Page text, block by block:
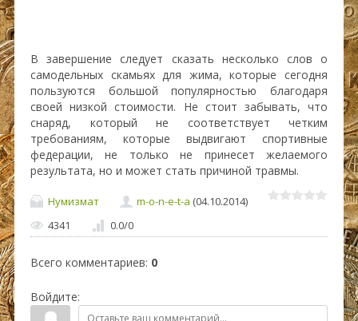
В завершение следует сказать несколько слов о
самодельных скамьях для жима, которые сегодня
пользуются большой популярностью благодаря
своей низкой стоимости. Не стоит забывать, что
снаряд, который не соответствует четким
требованиям, которые выдвигают спортивные
федерации, не только не принесет желаемого
результата, но и может стать причиной травмы.
Нумизмат m-o-n-e-t-a (04.10.2014)
4341
0.0/0
Всего комментариев: 0
Войдите: